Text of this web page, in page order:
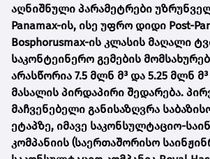
აღნიშნული პარამეტრები
Panamax-ის, ისე უფრო დიდი Post-
Bosphorusmax-ის კლასის მაღალი
საკონტეინერო გემების
არასწორია 7.5 მლნ მ³ და 5.25 მლნ
მასალის პირდაპირი შედარება.
მაჩვენებელი განისაზღვრა
ეტაპზე, იმავე საკონსულტაციო-
კომპანიის (საერთაშორისო